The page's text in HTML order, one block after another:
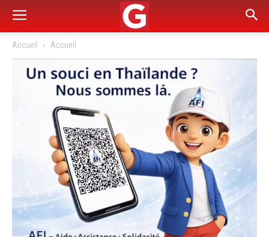
Accueil Accueil